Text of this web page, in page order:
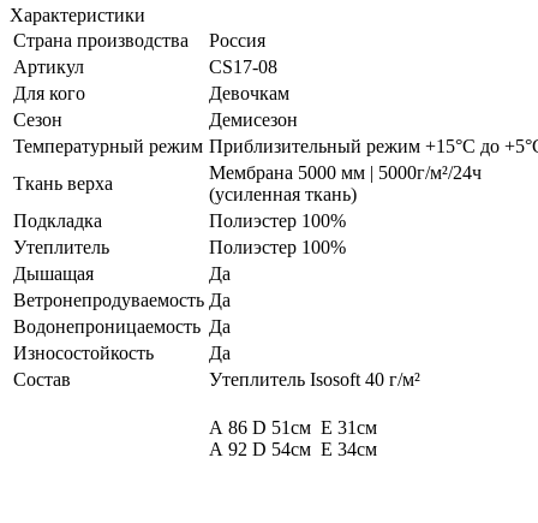
Характеристики
Страна производства
Россия
Артикул
CS17-08
Для кого
Девочкам
Сезон
Демисезон
Температурный режим Приблизительный режим +15°С до
Ткань верха
Мембрана 5000 мм | 5000г/м²/24ч
(усиленная ткань)
Подкладка
Полиэстер 100%
Утеплитель
Полиэстер 100%
Дышащая
Да
Ветронепродуваемость Да
Водонепроницаемость Да
Износостойкость
Да
Состав
Утеплитель Isosoft 40 г/м²
A 86 D 51см Е 31см
А 92 D 54см E 34см